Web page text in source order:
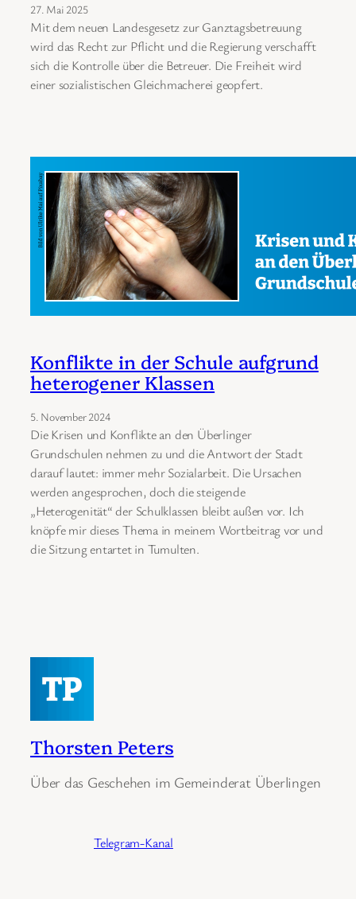
27. Mai 2025
Mit dem neuen Landesgesetz zur Ganztagsbetreuung
wird das Recht zur Pflicht und die Regierung verschafft
sich die Kontrolle über die Betreuer. Die Freiheit wird
einer sozialistischen Gleichmacherei geopfert.
Konflikte in der Schule aufgrund
heterogener Klassen
5. November 2024
Die Krisen und Konflikte an den Überlinger
Grundschulen nehmen zu und die Antwort der Stadt
darauf lautet: immer mehr Sozialarbeit. Die Ursachen
werden angesprochen, doch die steigende
„Heterogenität“ der Schulklassen bleibt außen vor. Ich
knöpfe mir dieses Thema in meinem Wortbeitrag vor und
die Sitzung entartet in Tumulten.
Thorsten Peters
Über das Geschehen im Gemeinderat Überlingen
Telegram-Kanal